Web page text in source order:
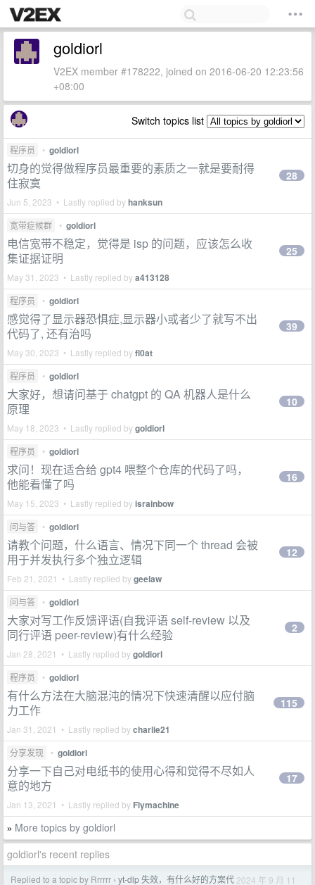
goldiorl
V2EX member #178222, joined on 2016-06-20 12:23:56
+08:00
Switch topics list
程序员 • goldiorl
切身的觉得做程序员最重要的素质之一就是要耐得
住寂寞
Jun 5, 2023 • Lastly replied byhanksun
28
宽带症候群 • goldiorl
电信宽带不稳定，觉得是 isp 的问题，应该怎么收
集证据证明
May 31, 2023 • Lastly replied bya413128
25
程序员 • goldiorl
感觉得了显示器恐惧症,显示器小或者少了就写不出
代码了, 还有治吗
May 30, 2023 • Lastly replied byfl0at
39
程序员 • goldiorl
大家好，想请问基于 chatgpt 的 QA 机器人是什么
原理
May 18, 2023 • Lastly replied bygoldiorl
10
程序员 • goldiorl
求问！现在适合给 gpt4 喂整个仓库的代码了吗，
他能看懂了吗
May 15, 2023 • Lastly replied byisrainbow
16
问与答 • goldiorl
请教个问题，什么语言、情况下同一个 thread 会被
用于并发执行多个独立逻辑
Feb 21, 2021 • Lastly replied bygeelaw
12
问与答 • goldiorl
大家对写工作反馈评语(自我评语 self-review 以及
同行评语 peer-review)有什么经验
Jan 28, 2021 • Lastly replied bygoldiorl
2
程序员 • goldiorl
有什么方法在大脑混沌的情况下快速清醒以应付脑
力工作
Jan 31, 2021 • Lastly replied bycharlie21
115
分享发现 • goldiorl
分享一下自己对电纸书的使用心得和觉得不尽如人
意的地方
Jan 13, 2021 • Lastly replied by Flymachine
17
» More topics by goldiorl
goldiorl's recent replies
Replied to a topic by Rrrrrr › yt-dlp 失效，有什么好的方案代 2024 年 9 月 11